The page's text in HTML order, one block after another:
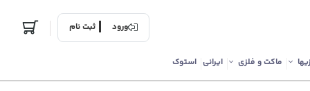
ورود ثبت نام
ماکت و فلزی ایرانی استوک